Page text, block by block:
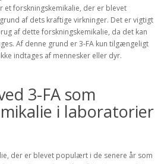
et forskningskemikalie, der er blevet
af dets kraftige virkninger. Det er vigtigt
af dette forskningskemikalie, da det kan
Af denne grund er 3-FA kun tilgængeligt
indtages af mennesker eller dyr.
3-FA som
i laboratorier
der er blevet populært i de senere år som